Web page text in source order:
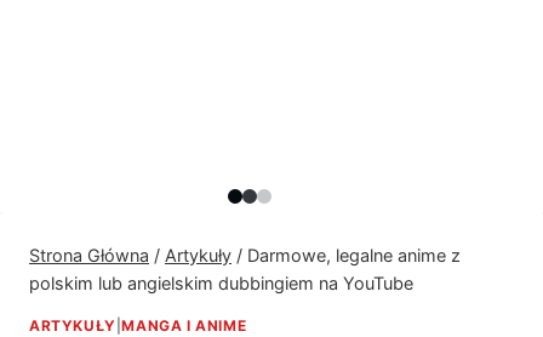
Strona Główna / Artykuły / Darmowe, legalne anime z
polskim lub angielskim dubbingiem na YouTube
ARTYKUŁY |MANGA I ANIME